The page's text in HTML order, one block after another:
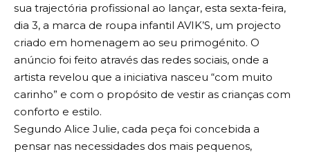
sua trajectória profissional ao lançar, esta sexta-feira,
dia 3, a marca de roupa infantil AVIK’S, um projecto
criado em homenagem ao seu primogénito. O
anúncio foi feito através das redes sociais, onde a
artista revelou que a iniciativa nasceu “com muito
carinho” e com o propósito de vestir as crianças com
conforto e estilo.
Segundo Alice Julie, cada peça foi concebida a
pensar nas necessidades dos mais pequenos,